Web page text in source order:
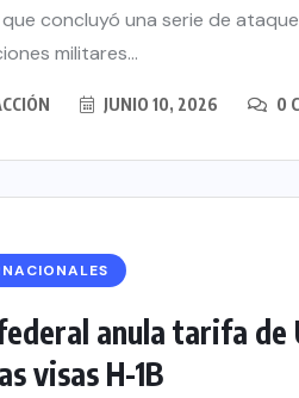
concluyó una serie de
militares...
JUNIO 10, 2026 0
anula tarifa de
visas H-1B